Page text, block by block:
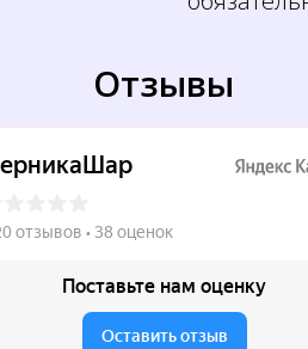
Отзывы